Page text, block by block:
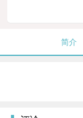
简介